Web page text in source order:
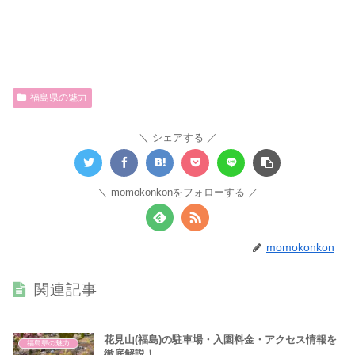
福島県の魅力
シェアする
momokonkonをフォローする
momokonkon
関連記事
福島県の魅力
花見山(福島)の駐車場・入園料金・アクセス情報を